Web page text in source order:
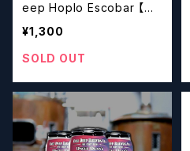
eep Hoplo Escobar 【ク
ラフトビールシザーズ】
¥1,300
SOLD OUT